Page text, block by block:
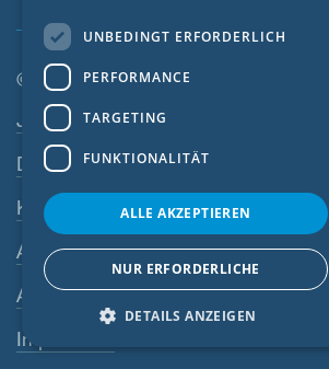
© SIGA 2026
Footer-Navigation
Jobs
Datenschutz
Kontakt
AGB
AEB
Impressum
NORWEGIAN
UNBEDINGT ERFORDERLICH
PERFORMANCE
TARGETING
FUNKTIONALITÄT
ALLE AKZEPTIEREN
NUR ERFORDERLICHE
DETAILS ANZEIGEN